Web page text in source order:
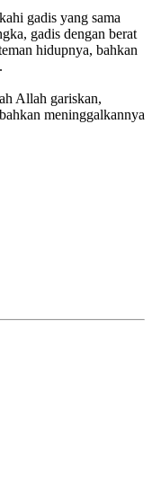
gadis yang sama
gadis dengan berat
hidupnya, bahkan
Allah gariskan,
meninggalkannya